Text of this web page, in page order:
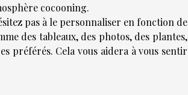
cocooning.
pas à le personnaliser en fonction de
des tableaux, des photos, des plantes,
préférés. Cela vous aidera à vous sentir